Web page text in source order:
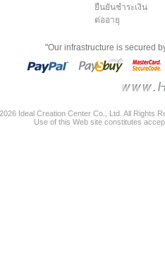
ยืนยันชำระเงิน
ต่ออายุ
"Our infrastructure is secured
Ideal Creation Center Co., Ltd. All Rights
Use of this Web site constitutes